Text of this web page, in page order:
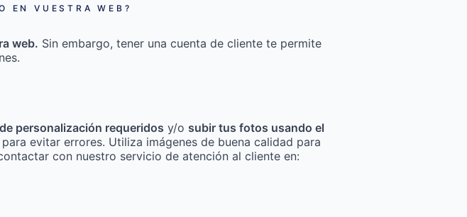
EN VUESTRA WEB?
web. Sin embargo, tener una cuenta de cliente te permite
personalización requeridos y/o subir tus fotos usando el
evitar errores. Utiliza imágenes de buena calidad para
con nuestro servicio de atención al cliente en: